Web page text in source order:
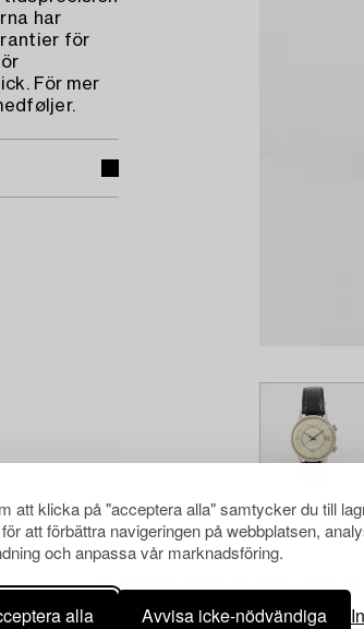
att klicka på "acceptera alla" samtycker du till
att förbättra navigeringen på webbplatsen,
och anpassa vår marknadsföring.
alla Avvisa icke-nödvändiga
har
för
För mer
Andra har även tittat